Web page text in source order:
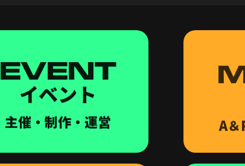
EVENT
イベント
主催・制作・運営 A